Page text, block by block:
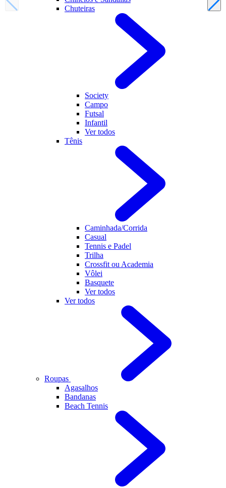
Chuteiras
Society
Campo
Futsal
Infantil
Ver todos
Tênis
Caminhada/Corrida
Casual
Tennis e Padel
Trilha
Crossfit ou Academia
Vôlei
Basquete
Ver todos
Ver todos
Roupas
Agasalhos
Bandanas
Beach Tennis